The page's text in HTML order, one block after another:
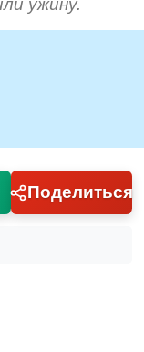
ужину.
Поделиться